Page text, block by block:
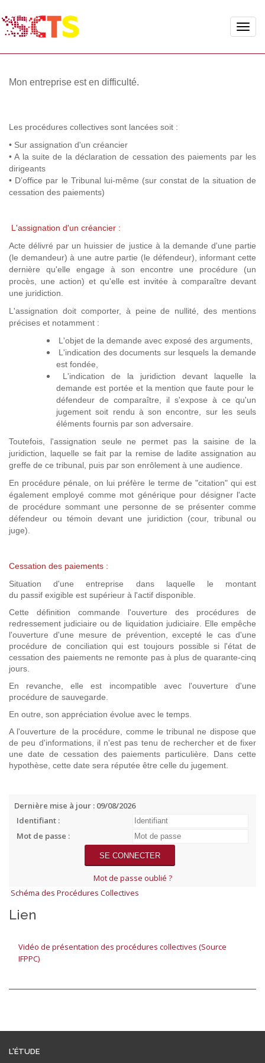
Toggle
Mon entreprise est en difficulté.
Les procédures collectives sont lancées soit :
• Sur assignation d'un créancier
• A la suite de la déclaration de cessation des paiements par les
dirigeants
• D’office par le Tribunal lui-même (sur constat de la situation de
cessation des paiements)
L'assignation d'un créancier :
Acte délivré par un huissier de justice à la demande d'une partie
(le demandeur) à une autre partie (le défendeur), informant cette
dernière qu'elle engage à son encontre une procédure (un
procès, une action) et qu'elle est invitée à comparaître devant
une juridiction.
L'assignation doit comporter, à peine de nullité, des mentions
précises et notamment :
L'objet de la demande avec exposé des arguments,
L'indication des documents sur lesquels la demande
est fondée,
L'indication de la juridiction devant laquelle la
demande est portée et la mention que faute pour le
défendeur de comparaître, il s'expose à ce qu'un
jugement soit rendu à son encontre, sur les seuls
éléments fournis par son adversaire.
Toutefois, l'assignation seule ne permet pas la saisine de la
juridiction, laquelle se fait par la remise de ladite assignation au
greffe de ce tribunal, puis par son enrôlement à une audience.
En procédure pénale, on lui préfère le terme de "citation" qui est
également employé comme mot générique pour désigner l'acte
de procédure sommant une personne de se présenter comme
défendeur ou témoin devant une juridiction (cour, tribunal ou
juge).
Cessation des paiements :
Situation d'une entreprise dans laquelle le montant
du passif exigible est supérieur à l'actif disponible.
Cette définition commande l'ouverture des procédures de
redressement judiciaire ou de liquidation judiciaire. Elle empêche
l'ouverture d'une mesure de prévention, excepté le cas d'une
procédure de conciliation qui est toujours possible si l'état de
cessation des paiements ne remonte pas à plus de quarante-cinq
jours.
En revanche, elle est incompatible avec l'ouverture d'une
procédure de sauvegarde.
En outre, son appréciation évolue avec le temps.
A l'ouverture de la procédure, comme le tribunal ne dispose que
de peu d'informations, il n'est pas tenu de rechercher et de fixer
une date de cessation des paiements particulière. Dans cette
hypothèse, cette date sera réputée être celle du jugement.
Dernière mise à jour : 09/08/2026
Identifiant :
Mot de passe :
Mot de passe oublié ?
Schéma des Procédures Collectives
Lien
Vidéo de présentation des procédures collectives (Source
IFPPC)
L'ÉTUDE